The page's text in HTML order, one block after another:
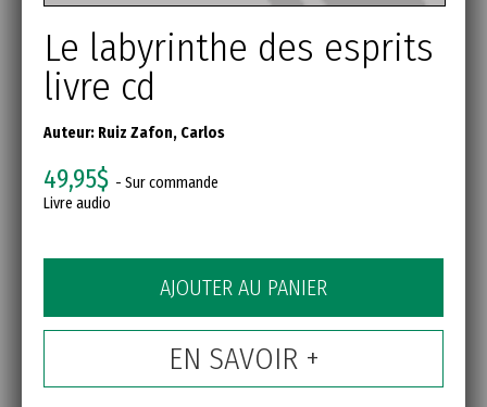
Le labyrinthe des esprits
livre cd
Auteur: Ruiz Zafon, Carlos
49,95$ - Sur commande
Livre audio
AJOUTER AU PANIER
EN SAVOIR +